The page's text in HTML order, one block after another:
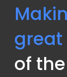
great
of